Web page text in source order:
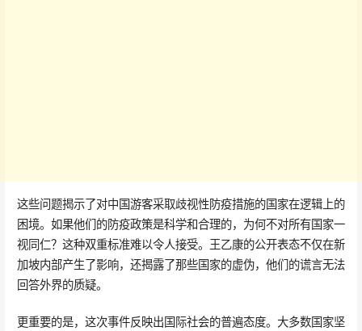
这些问题揭示了对中国游客采取歧视性防疫措施的国家在逻辑上的
困境。如果他们的防疫政策是科学和合理的，为何不对所有国家一
视同仁？这种双重标准难以令人接受。王乙康的公开表态不仅在新
加坡内部产生了影响，还揭露了那些国家的虚伪，他们的谎言无法
回答外界的质疑。
更重要的是，这次事件反映出国际社会的普遍态度。大多数国家坚